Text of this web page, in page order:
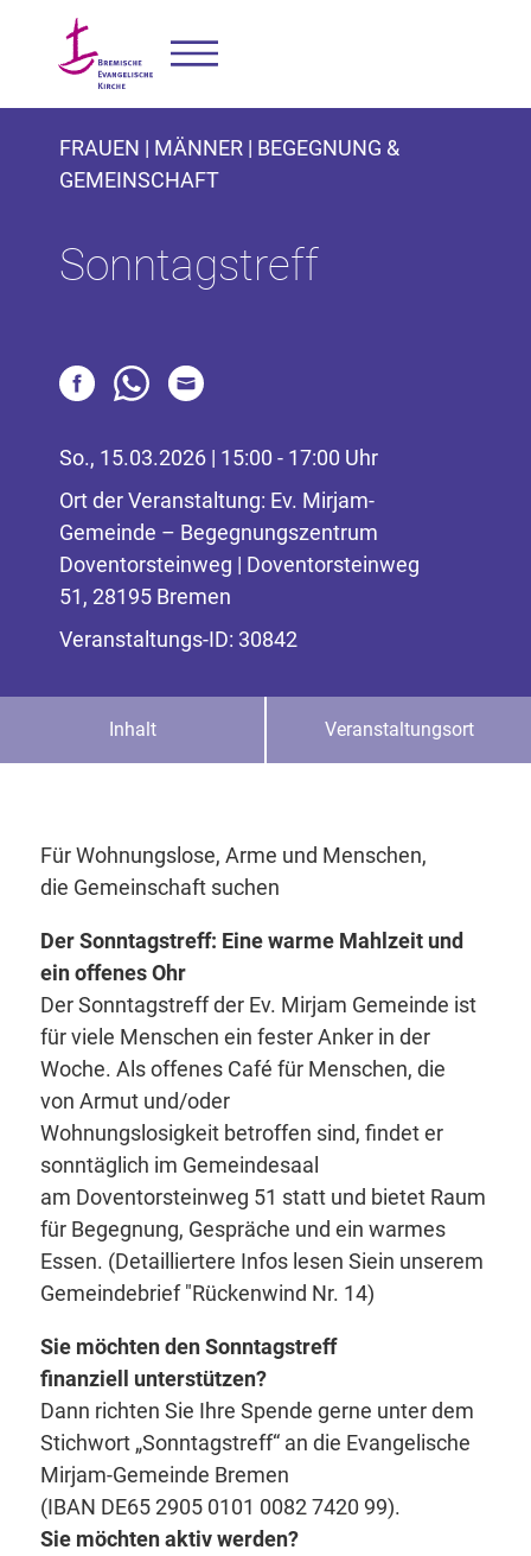
FRAUEN | MÄNNER | BEGEGNUNG &
GEMEINSCHAFT
Sonntagstreff
So., 15.03.2026 | 15:00 - 17:00 Uhr
Ort der Veranstaltung: Ev. Mirjam-
Gemeinde – Begegnungszentrum
Doventorsteinweg | Doventorsteinweg
51, 28195 Bremen
Veranstaltungs-ID: 30842
Inhalt Veranstaltungsort
Für Wohnungslose, Arme und Menschen,
die Gemeinschaft suchen
Der Sonntagstreff: Eine warme Mahlzeit und
ein offenes Ohr
Der Sonntagstreff der Ev. Mirjam Gemeinde ist
für viele Menschen ein fester Anker in der
Woche. Als offenes Café für Menschen, die
von Armut und/oder
Wohnungslosigkeit betroffen sind, findet er
sonntäglich im Gemeindesaal
am Doventorsteinweg 51 statt und bietet Raum
für Begegnung, Gespräche und ein warmes
Essen. (Detailliertere Infos lesen Siein unserem
Gemeindebrief "Rückenwind Nr. 14)
Sie möchten den Sonntagstreff
finanziell unterstützen?
Dann richten Sie Ihre Spende gerne unter dem
Stichwort „Sonntagstreff“ an die Evangelische
Mirjam-Gemeinde Bremen
(IBAN DE65 2905 0101 0082 7420 99).
Sie möchten aktiv werden?